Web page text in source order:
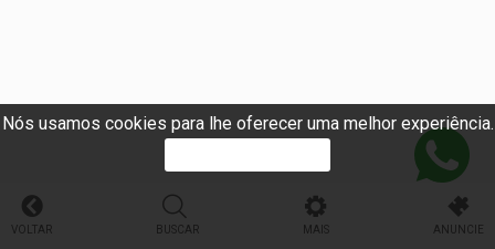
Nós usamos cookies para lhe oferecer uma melhor experiência.
VOLTAR BUSCAR MAIS ANUNCIE